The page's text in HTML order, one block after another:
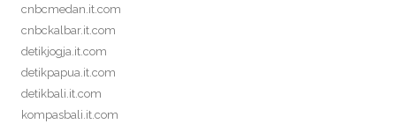
cnbcmedan.it.com
cnbckalbar.it.com
detikjogja.it.com
detikpapua.it.com
detikbali.it.com
kompasbali.it.com